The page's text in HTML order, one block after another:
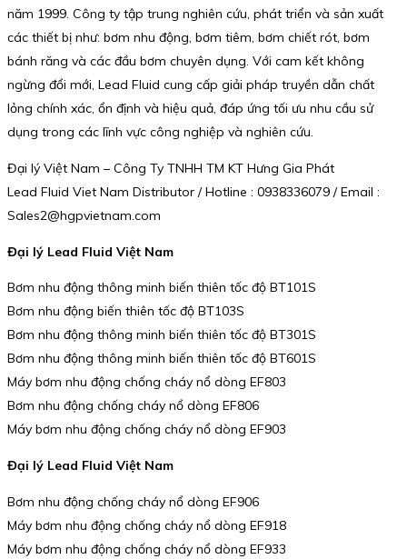
năm 1999. Công ty tập trung nghiên cứu, phát triển và sản xuất
các thiết bị như: bơm nhu động, bơm tiêm, bơm chiết rót, bơm
bánh răng và các đầu bơm chuyên dụng. Với cam kết không
ngừng đổi mới, Lead Fluid cung cấp giải pháp truyền dẫn chất
lỏng chính xác, ổn định và hiệu quả, đáp ứng tối ưu nhu cầu sử
dụng trong các lĩnh vực công nghiệp và nghiên cứu.
Đại lý Việt Nam – Công Ty TNHH TM KT Hưng Gia Phát
Lead Fluid Viet Nam Distributor / Hotline : 0938336079 / Email :
Sales2@hgpvietnam.com
Đại lý Lead Fluid Việt Nam
Bơm nhu động thông minh biến thiên tốc độ BT101S
Bơm nhu động biến thiên tốc độ BT103S
Bơm nhu động thông minh biến thiên tốc độ BT301S
Bơm nhu động thông minh biến thiên tốc độ BT601S
Máy bơm nhu động chống cháy nổ dòng EF803
Bơm nhu động chống cháy nổ dòng EF806
Máy bơm nhu động chống cháy nổ dòng EF903
Đại lý Lead Fluid Việt Nam
Bơm nhu động chống cháy nổ dòng EF906
Máy bơm nhu động chống cháy nổ dòng EF918
Máy bơm nhu động chống cháy nổ dòng EF933